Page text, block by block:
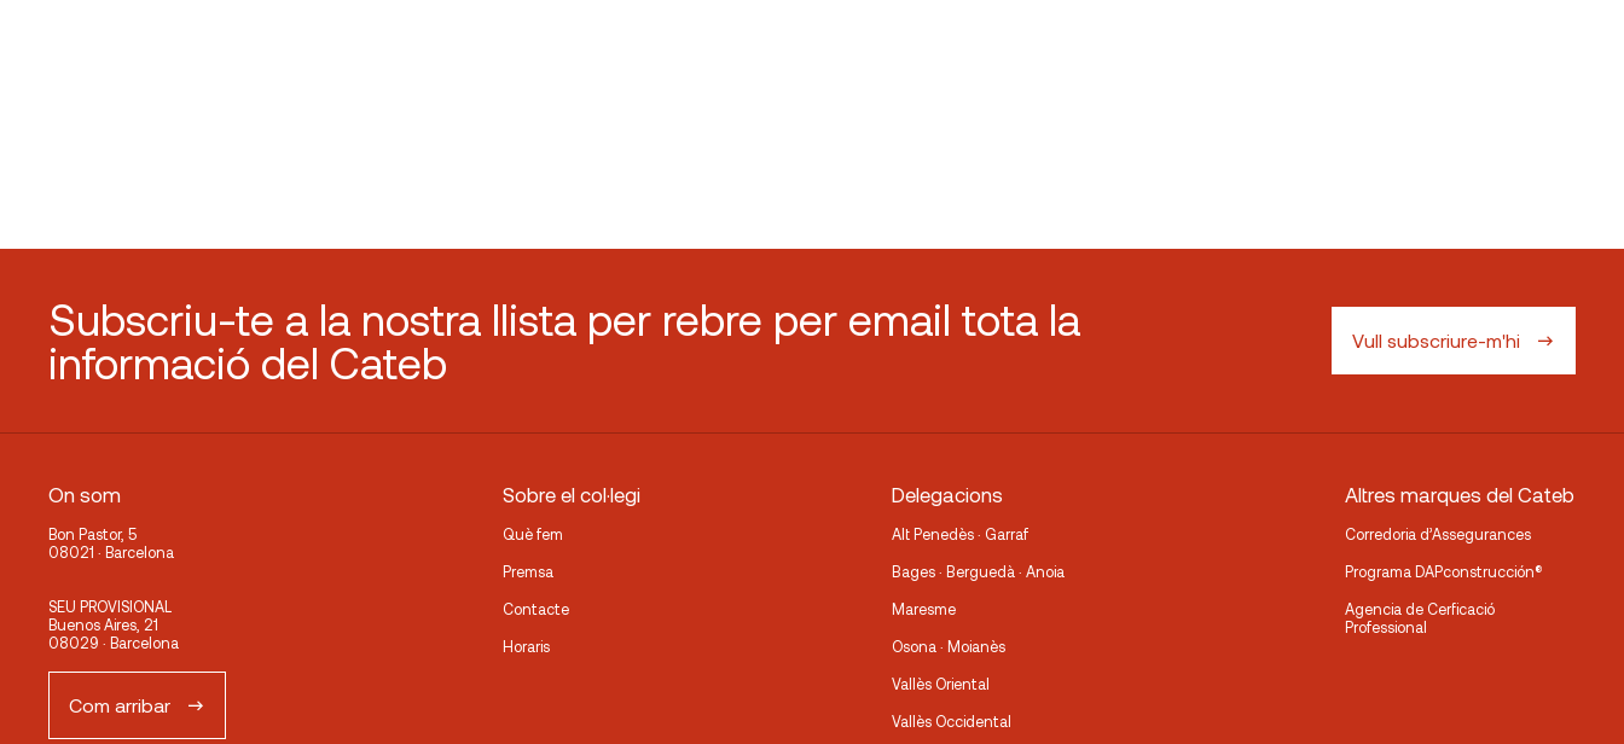
Subscriu-te a la nostra llista per rebre per email tota la
informació del Cateb
Vull subscriure-m'hi
On som
Bon Pastor, 5
08021 · Barcelona
SEU PROVISIONAL
Buenos Aires, 21
08029 · Barcelona
Com arribar
Sobre el col·legi
Què fem
Premsa
Contacte
Horaris
Delegacions
Alt Penedès · Garraf
Bages · Berguedà · Anoia
Maresme
Osona · Moianès
Vallès Oriental
Vallès Occidental
Altres marques del Cateb
Corredoria d’Assegurances
Programa DAPconstrucción®
Agencia de Cerficació
Professional